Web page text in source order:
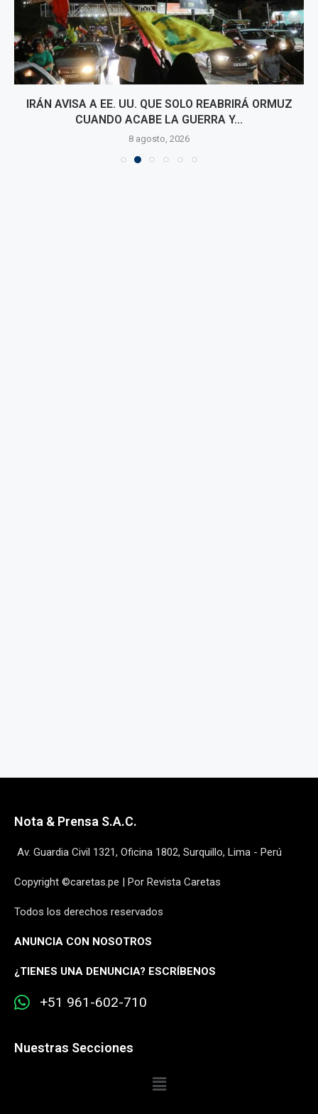
IRÁN AVISA A EE. UU. QUE SOLO REABRIRÁ ORMUZ
CUANDO ACABE LA GUERRA Y...
8 agosto, 2026
Nota & Prensa S.A.C.
Av. Guardia Civil 1321, Oficina 1802, Surquillo, Lima - Perú
Copyright ©caretas.pe | Por Revista Caretas
Todos los derechos reservados
ANUNCIA CON NOSOTROS
¿TIENES UNA DENUNCIA? ESCRÍBENOS
+51 961-602-710
Nuestras Secciones